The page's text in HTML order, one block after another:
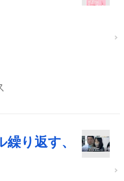
り返す、